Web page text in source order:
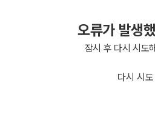
오류가 발생
잠시 후 다시 시도
다시 시도